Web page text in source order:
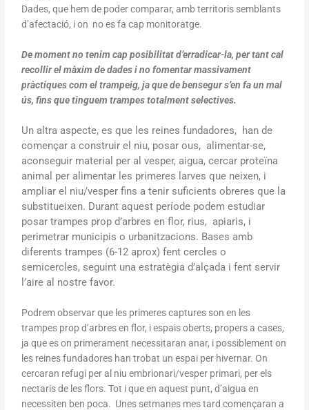
Dades, que hem de poder comparar, amb territoris semblants
d’afectació, i on no es fa cap monitoratge.
De moment no tenim cap posibilitat d’erradicar-la, per tant cal
recollir el màxim de dades i no fomentar massivament
pràctiques com el trampeig, ja que de bensegur s’en fa un mal
ús, fins que tinguem trampes totalment selectives.
Un altra aspecte, es que les reines fundadores, han de
començar a construir el niu, posar ous, alimentar-se,
aconseguir material per al vesper, aigua, cercar proteïna
animal per alimentar les primeres larves que neixen, i
ampliar el niu/vesper fins a tenir suficients obreres que la
substitueixen. Durant aquest període podem estudiar
posar trampes prop d’arbres en flor, rius, apiaris, i
perimetrar municipis o urbanitzacions. Bases amb
diferents trampes (6-12 aprox) fent cercles o
semicercles, seguint una estratègia d’alçada i fent servir
l’aire al nostre favor.
Podrem observar que les primeres captures son en les
trampes prop d’arbres en flor, i espais oberts, propers a cases,
ja que es on primerament necessitaran anar, i possiblement on
les reines fundadores han trobat un espai per hivernar. On
cercaran refugi per al niu embrionari/vesper primari, per els
nectaris de les flors. Tot i que en aquest punt, d’aigua en
necessiten ben poca. Unes setmanes mes tard començaran a